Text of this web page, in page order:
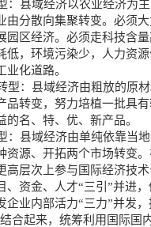
县域经济以农业经济为
由分散向集聚转变。必须
园区经济。必须走科技含
低，环境污染少，人力资
业化道路。
：县域经济由粗放的原
品转变，努力培植一批具
名、特、优、新产品。
县域经济由单纯依靠当地
资源、开拓两个市场转变
高层次上参与国际经济技术
、资金、人才“三引”并进
企业内部活力“三力”并发，
合起来，统筹利用国际国